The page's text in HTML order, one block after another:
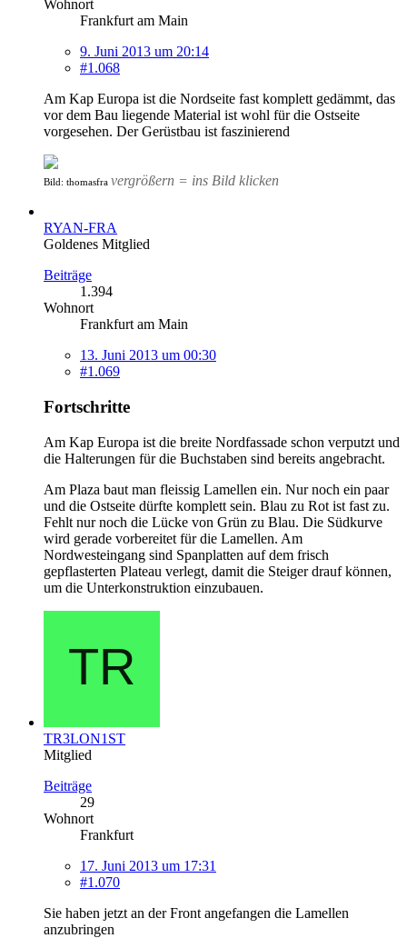
Wohnort
Frankfurt am Main
9. Juni 2013 um 20:14
#1.068
Am Kap Europa ist die Nordseite fast komplett gedämmt, das
vor dem Bau liegende Material ist wohl für die Ostseite
vorgesehen. Der Gerüstbau ist faszinierend
Bild: thomasfra vergrößern = ins Bild klicken
RYAN-FRA
Goldenes Mitglied
Beiträge
1.394
Wohnort
Frankfurt am Main
13. Juni 2013 um 00:30
#1.069
Fortschritte
Am Kap Europa ist die breite Nordfassade schon verputzt und
die Halterungen für die Buchstaben sind bereits angebracht.
Am Plaza baut man fleissig Lamellen ein. Nur noch ein paar
und die Ostseite dürfte komplett sein. Blau zu Rot ist fast zu.
Fehlt nur noch die Lücke von Grün zu Blau. Die Südkurve
wird gerade vorbereitet für die Lamellen. Am
Nordwesteingang sind Spanplatten auf dem frisch
gepflasterten Plateau verlegt, damit die Steiger drauf können,
um die Unterkonstruktion einzubauen.
TR3LON1ST
Mitglied
Beiträge
29
Wohnort
Frankfurt
17. Juni 2013 um 17:31
#1.070
Sie haben jetzt an der Front angefangen die Lamellen
anzubringen